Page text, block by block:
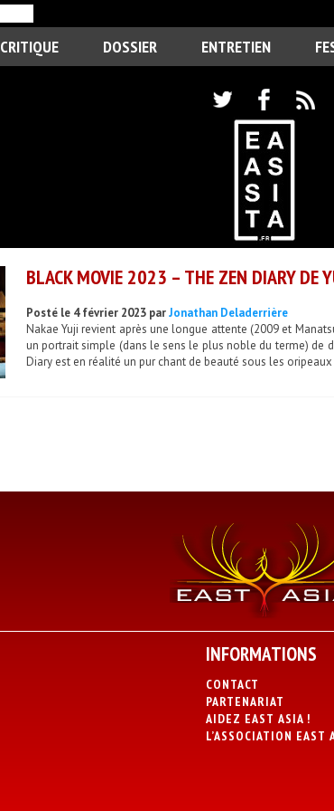
CRITIQUE DOSSIER ENTRETIEN
BLACK MOVIE 2023 – THE ZEN DIARY DE
Posté le 4 février 2023 parJonathan Deladerrière
Nakae Yuji revient après une longue attente (2009 et
un portrait simple (dans le sens le plus noble du terme) de
Diary est en réalité un pur chant de beauté sous les
INFORMATIONS
CONTACT
PARTENARIAT
AIDEZ EAST ASIA !
L’ASSOCIATION EAST